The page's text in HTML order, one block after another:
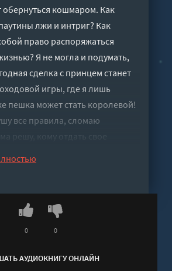
кошмаром. Как
лжи и интриг? Как
право распоряжаться
Я не могла и подумать,
сделка с принцем станет
игры, где я лишь
пешка может стать королевой!
все правила, сломаю
решу, кому отдать свое
"Всё как ты хотел, или
АУДИОКНИГУ ОНЛАЙН
0 0